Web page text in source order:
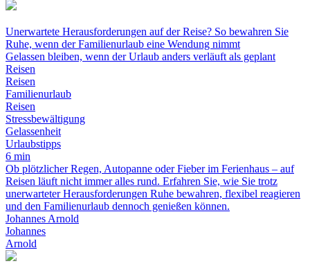
Unerwartete Herausforderungen auf der Reise? So bewahren Sie
Ruhe, wenn der Familienurlaub eine Wendung nimmt
Gelassen bleiben, wenn der Urlaub anders verläuft als geplant
Reisen
Reisen
Familienurlaub
Reisen
Stressbewältigung
Gelassenheit
Urlaubstipps
6 min
Ob plötzlicher Regen, Autopanne oder Fieber im Ferienhaus – auf
Reisen läuft nicht immer alles rund. Erfahren Sie, wie Sie trotz
unerwarteter Herausforderungen Ruhe bewahren, flexibel reagieren
und den Familienurlaub dennoch genießen können.
Johannes Arnold
Johannes
Arnold